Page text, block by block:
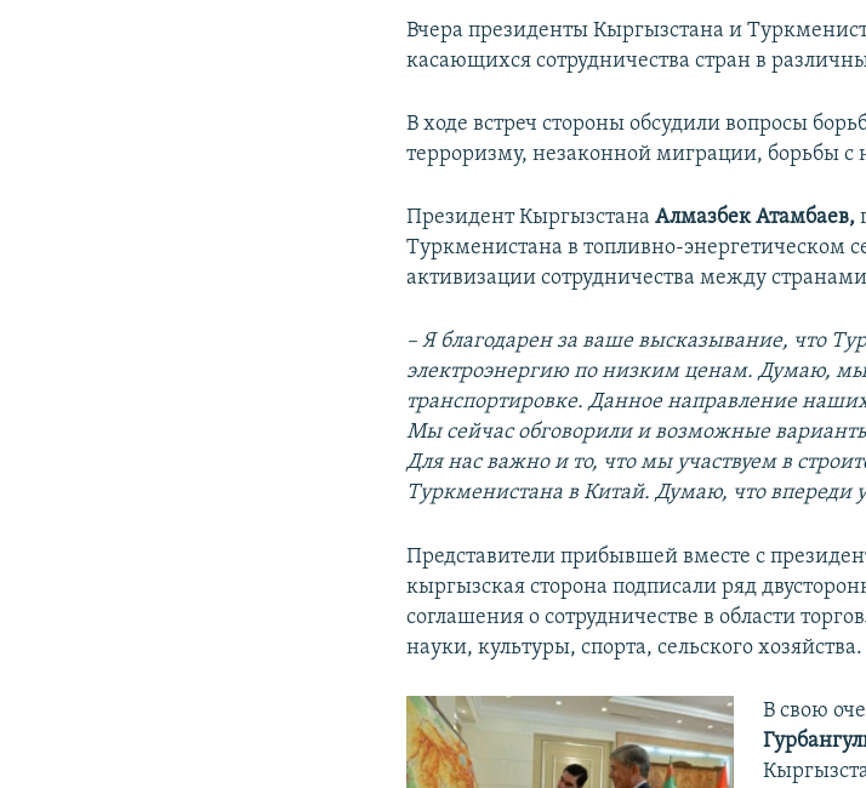
Вчера президенты Кыргызстана и
касающихся сотрудничества стран в
В ходе встреч стороны обсудили вопросы
терроризму, незаконной миграции, борьбы с
Президент КыргызстанаАлмазбек Атамбаев,
Туркменистана в топливно-энергетическом
активизации сотрудничества между
– Я благодарен за ваше высказывание, что
электроэнергию по низким ценам. Думаю,
транспортировке. Данное направление
Мы сейчас обговорили и возможные
Для нас важно и то, что мы участвуем в
Туркменистана в Китай. Думаю, чтовпереди
Представители прибывшей вместе с
кыргызская сторона подписали ряд
соглашения о сотрудничестве в области
науки, культуры, спорта, сельского хозяйства.
В свою